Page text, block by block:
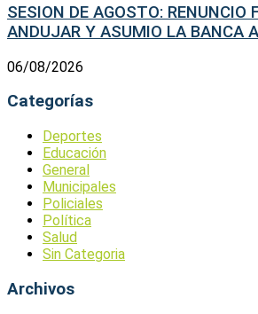
SESION DE AGOSTO: RENUNCIO
ANDUJAR Y ASUMIO LA BANCA
06/08/2026
Categorías
Deportes
Educación
General
Municipales
Policiales
Política
Salud
Sin Categoria
Archivos